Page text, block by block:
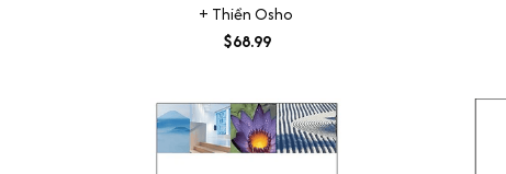
+ Thiền Osho
$68.99